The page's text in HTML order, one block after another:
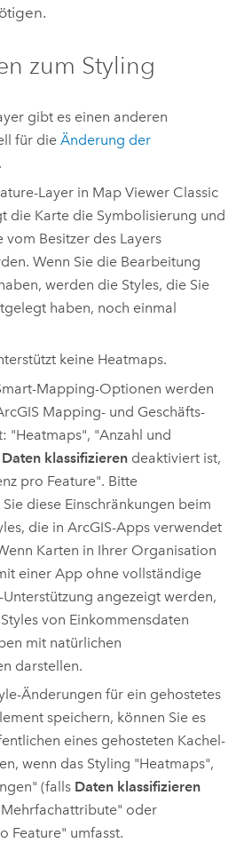
zum Styling
gibt es einen anderen
für dieÄnderung der
.
Layer in Map Viewer Classic
die Karte die Symbolisierung und
vom Besitzer des Layers
Wenn Sie die Bearbeitung
werden die Styles, die Sie
haben, noch einmal
keine Heatmaps.
Mapping-Optionen werden
Mapping- und Geschäfts-
"Heatmaps", "Anzahl und
Daten klassifizieren deaktiviert ist,
pro Feature". Bitte
diese Einschränkungen beim
die in ArcGIS-Apps verwendet
Karten in Ihrer Organisation
einer App ohne vollständige
angezeigt werden,
von Einkommensdaten
mit natürlichen
darstellen.
Änderungen für ein gehostetes
speichern, können Sie es
eines gehosteten Kachel-
wenn das Styling "Heatmaps",
(falls Daten klassifizieren
oder
Feature" umfasst.